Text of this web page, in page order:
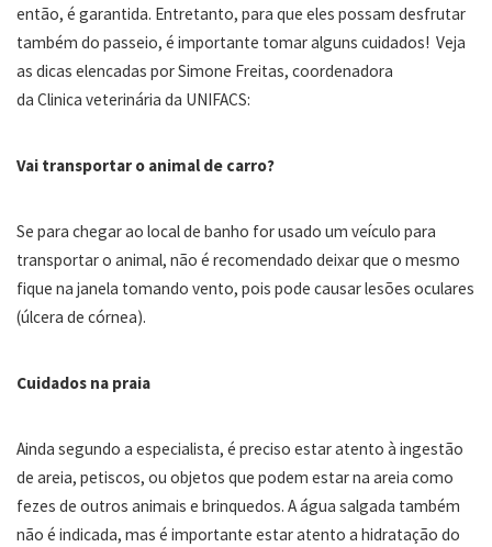
então, é garantida. Entretanto, para que eles possam desfrutar
também do passeio, é importante tomar alguns cuidados! Veja
as dicas elencadas por Simone Freitas, coordenadora
da Clinica veterinária da UNIFACS:
Vai transportar o animal de carro?
Se para chegar ao local de banho for usado um veículo para
transportar o animal, não é recomendado deixar que o mesmo
fique na janela tomando vento, pois pode causar lesões oculares
(úlcera de córnea).
Cuidados na praia
Ainda segundo a especialista, é preciso estar atento à ingestão
de areia, petiscos, ou objetos que podem estar na areia como
fezes de outros animais e brinquedos. A água salgada também
não é indicada, mas é importante estar atento a hidratação do